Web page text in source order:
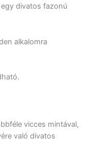
divatos fazonú
alkalomra
vicces mintával,
való divatos